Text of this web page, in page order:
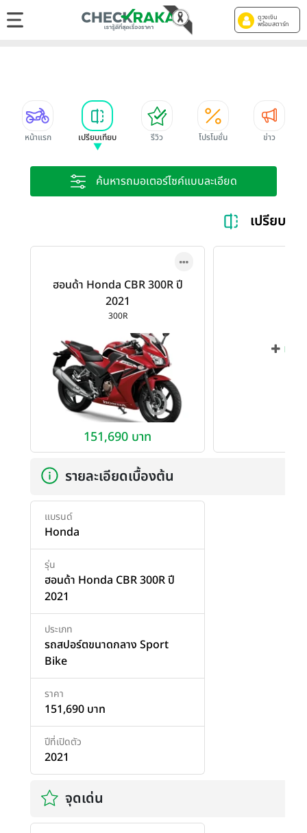
ดูวงเงิน
พร้อมสตาร์ท
หน้าแรก เปรียบเทียบ รีวิว โปรโมชั่น ข่าว
ค้นหารถมอเตอร์ไซค์แบบละเอียด
เปรียบเ
ฮอนด้า Honda CBR 300R ปี
2021
300R
151,690 บาท
เพิ่
รายละเอียดเบื้องต้น
แบรนด์
Honda
รุ่น
ฮอนด้า Honda CBR 300R ปี
2021
ประเภท
รถสปอร์ตขนาดกลาง Sport
Bike
ราคา
151,690 บาท
ปีที่เปิดตัว
2021
จุดเด่น